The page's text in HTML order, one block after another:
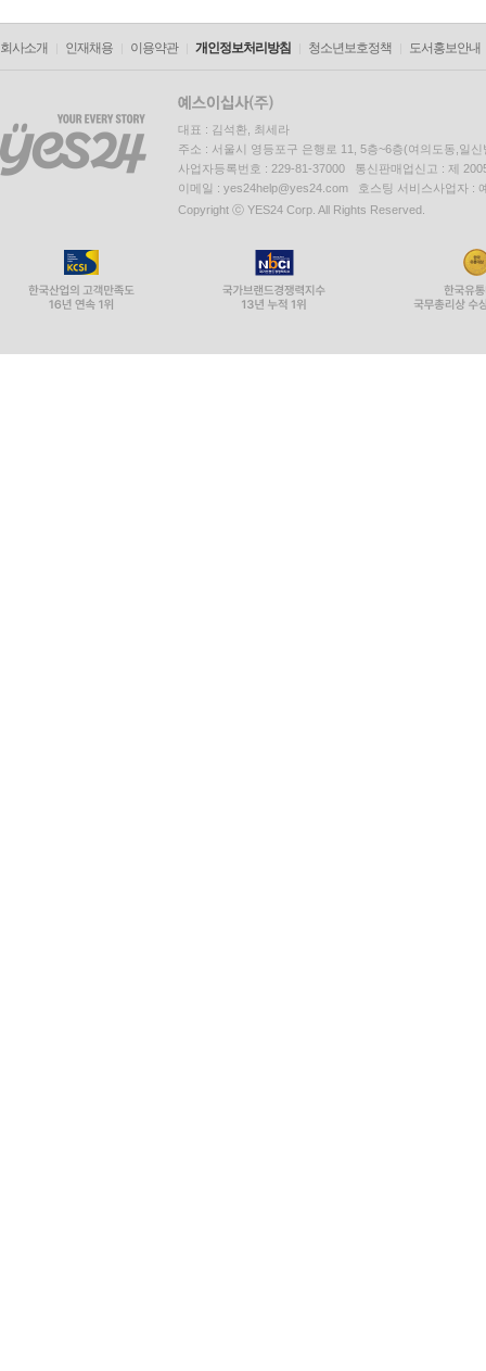
회사소개 인재채용 이용약관 개인정보처리방침 청소년보호정책 도서홍보안내
대표 : 김석환, 최세라
주소 : 서울시 영등포구 은행로 11, 5층~6층(여의도동,일신
사업자등록번호 : 229-81-37000 통신판매업신고 : 제
이메일 : yes24help@yes24.com 호스팅 서비스사업자 :
Copyright ⓒ YES24 Corp. All Rights Reserved.